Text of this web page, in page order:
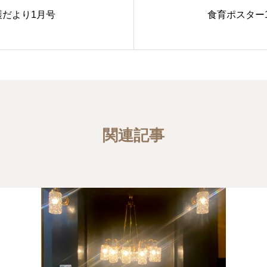
だより1月号 食育ポスター
関連記事